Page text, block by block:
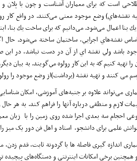
است که برای معماران آشناست و چون با پلان و
نقشه‌هاي) وضع موجود معنی می‌کنند. در واقع كار
بنا اعمال می‌شود. می‌دانیم که برای ساخت يك بنا،
نقشه‌هاي اجرايي، ساختمان ساخته مي‌شود. حال
باشد ولي نقشه اي از آن در دست نباشد، در این
تهيه کنیم كه به اين كار رولوه مي‌گويند. به بیان
می کنند و تهیه نقشه (برداشت)از وضع موجود را
می‌تواند علاوه بر جنبه‌های آموزشی، امکان
لازم و منطقی درباره آنها را فراهم کند. به هر
احجام سه بعدی اجرا شده روی زمین را با زبان
علمی برای دانشجو، استاد و اهل فن دور یک میز
اندازه گیری فاصله ها با گردونه ثابت، قدم زدن،
همچنین برخی امکانات اینترنتی و دستگاه‌های پیچیده